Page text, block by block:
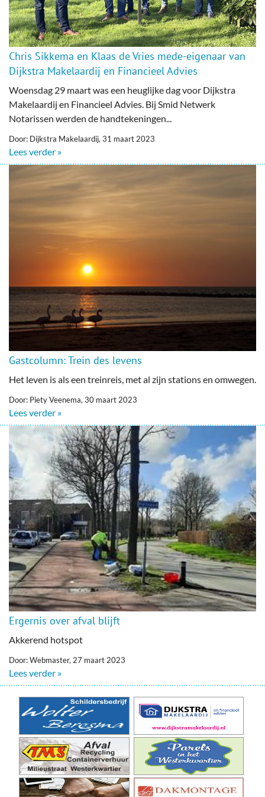
Chris Sikkema en Klaas de Vries mede-eigenaar van
Dijkstra Makelaardij en Financieel Advies
Woensdag 29 maart was een heuglijke dag voor Dijkstra
Makelaardij en Financieel Advies. Bij Smid Netwerk
Notarissen werden de handtekeningen...
Door: Dijkstra Makelaardij, 31 maart 2023
Lees verder »
Gastcolumn: Trein des levens
Het leven is als een treinreis, met al zijn stations en omwegen.
Door: Piety Veenema, 30 maart 2023
Lees verder »
Ergernis over afval blijft
Akkerend hotspot
Door: Webmaster, 27 maart 2023
Lees verder »